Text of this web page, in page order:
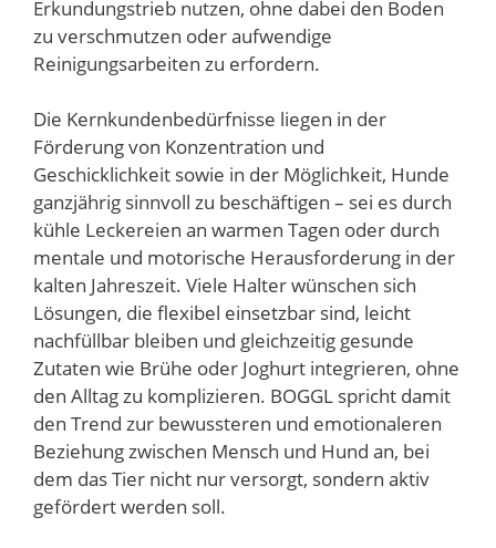
Erkundungstrieb nutzen, ohne dabei den Boden
zu verschmutzen oder aufwendige
Reinigungsarbeiten zu erfordern.
Die Kernkundenbedürfnisse liegen in der
Förderung von Konzentration und
Geschicklichkeit sowie in der Möglichkeit, Hunde
ganzjährig sinnvoll zu beschäftigen – sei es durch
kühle Leckereien an warmen Tagen oder durch
mentale und motorische Herausforderung in der
kalten Jahreszeit. Viele Halter wünschen sich
Lösungen, die flexibel einsetzbar sind, leicht
nachfüllbar bleiben und gleichzeitig gesunde
Zutaten wie Brühe oder Joghurt integrieren, ohne
den Alltag zu komplizieren. BOGGL spricht damit
den Trend zur bewussteren und emotionaleren
Beziehung zwischen Mensch und Hund an, bei
dem das Tier nicht nur versorgt, sondern aktiv
gefördert werden soll.